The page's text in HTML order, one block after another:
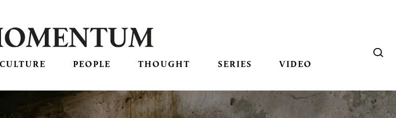
CULTURE PEOPLE THOUGHT SERIES VIDEO